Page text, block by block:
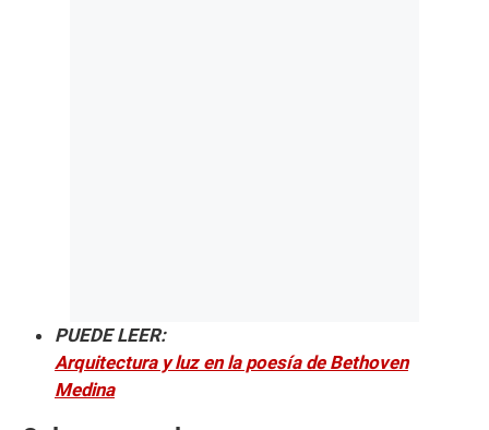
PUEDE LEER:
Arquitectura y luz en la poesía de Bethoven
Medina